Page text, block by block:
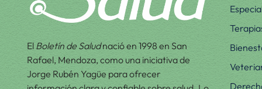
El Boletín de Saludnació en 1998 en San
Rafael, Mendoza, como una iniciativa de
Jorge Rubén Yagüe para ofrecer